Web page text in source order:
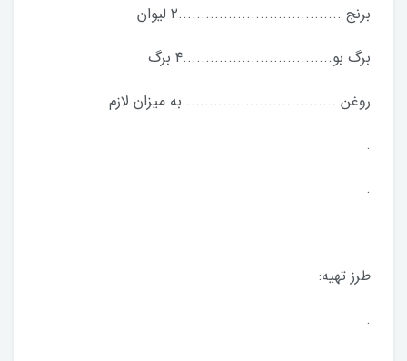
برنج ....................................٢ لیوان
برگ بو.................................٤ برگ
روغن ..................................به ميزان لازم
.
.
طرز تهیه:
.